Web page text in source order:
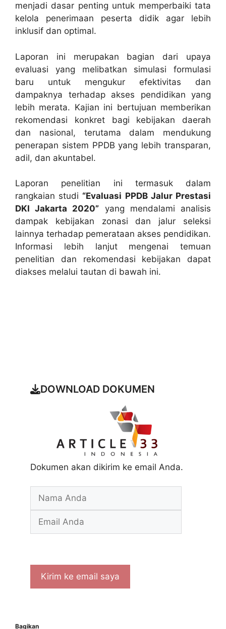
menjadi dasar penting untuk memperbaiki tata
kelola penerimaan peserta didik agar lebih
inklusif dan optimal.
Laporan ini merupakan bagian dari upaya
evaluasi yang melibatkan simulasi formulasi
baru untuk mengukur efektivitas dan
dampaknya terhadap akses pendidikan yang
lebih merata. Kajian ini bertujuan memberikan
rekomendasi konkret bagi kebijakan daerah
dan nasional, terutama dalam mendukung
penerapan sistem PPDB yang lebih transparan,
adil, dan akuntabel.
Laporan penelitian ini termasuk dalam
rangkaian studi “Evaluasi PPDB Jalur Prestasi
DKI Jakarta 2020” yang mendalami analisis
dampak kebijakan zonasi dan jalur seleksi
lainnya terhadap pemerataan akses pendidikan.
Informasi lebih lanjut mengenai temuan
penelitian dan rekomendasi kebijakan dapat
diakses melalui tautan di bawah ini.
DOWNLOAD DOKUMEN
Dokumen akan dikirim ke email Anda.
Bagikan